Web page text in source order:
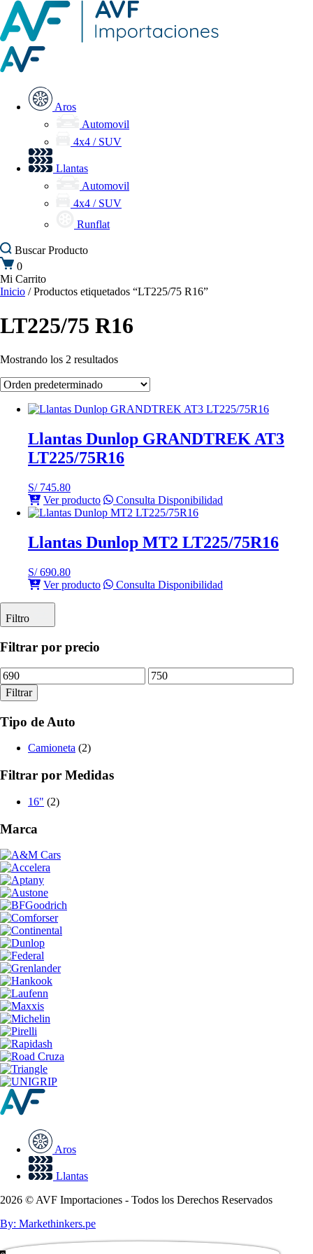
Aros
Automovil
4x4 / SUV
Llantas
Automovil
4x4 / SUV
Runflat
BuscarProducto
0
Mi Carrito
Inicio / Productos etiquetados “LT225/75 R16”
LT225/75 R16
Mostrando los 2 resultados
Llantas Dunlop GRANDTREK AT3
LT225/75R16
S/745.80
Ver producto
Consulta Disponibilidad
Llantas Dunlop MT2 LT225/75R16
S/690.80
Ver producto
Consulta Disponibilidad
Filtro
Filtrar por precio
Precio
mínimo
Precio
máximo
Filtrar
Tipo de Auto
Camioneta (2)
Filtrar por Medidas
16" (2)
Marca
Aros
Llantas
2026 © AVF Importaciones - Todos los Derechos Reservados
By: Markethinkers.pe